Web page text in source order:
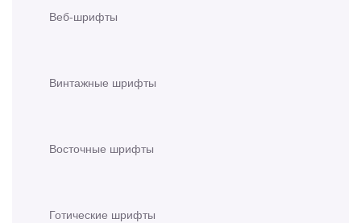
Веб-шрифты
Винтажные шрифты
Восточные шрифты
Готические шрифты